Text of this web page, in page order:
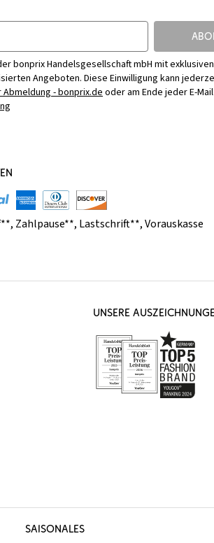
bonprix Handelsgesellschaft mbH mit
Angeboten. Diese Einwilligung kann
- bonprix.deoder am Ende jeder E-
, Zahlpause**, Lastschrift**,Vorauskasse
UNSERE
SAISONALES